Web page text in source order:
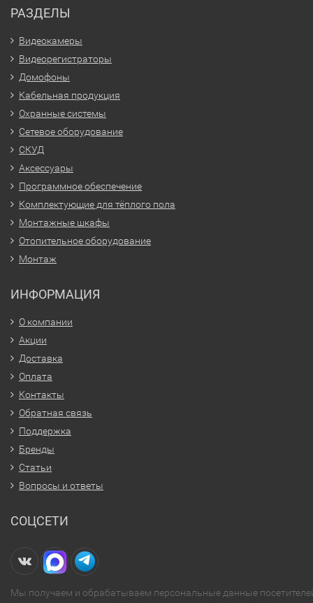
РАЗДЕЛЫ
Видеокамеры
Видеорегистраторы
Домофоны
Кабельная продукция
Охранные системы
Сетевое оборудование
СКУД
Аксессуары
Программное обеспечение
Комплектующие для тёплого пола
Монтажные шкафы
Отопительное оборудование
Монтаж
ИНФОРМАЦИЯ
О компании
Акции
Доставка
Оплата
Контакты
Обратная связь
Поддержка
Бренды
Статьи
Вопросы и ответы
СОЦСЕТИ
Мы получаем и обрабатываем персональные данные